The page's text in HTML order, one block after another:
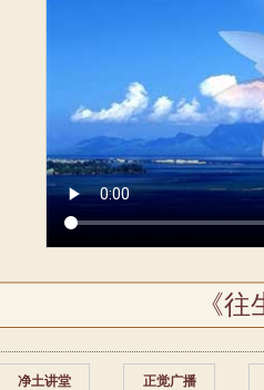
《
净土讲堂 正觉广播